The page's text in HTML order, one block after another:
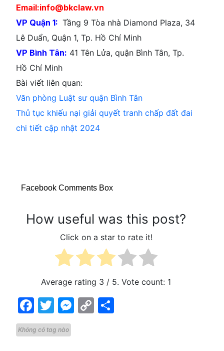
Email:info@bkclaw.vn
VP Quận 1: Tầng 9 Tòa nhà Diamond Plaza, 34
Lê Duẩn, Quận 1, Tp. Hồ Chí Minh
VP Bình Tân: 41 Tên Lửa, quận Bình Tân, Tp.
Hồ Chí Minh
Bài viết liên quan:
Văn phòng Luật sư quận Bình Tân
Thủ tục khiếu nại giải quyết tranh chấp đất đai
chi tiết cập nhật 2024
Facebook Comments Box
How useful was this post?
Click on a star to rate it!
Average rating 3 / 5. Vote count: 1
Facebook
Twitter
Messenger
Copy
Không có tag nào